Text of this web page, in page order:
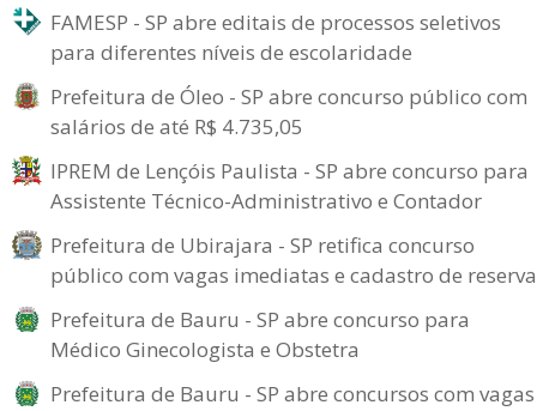
FAMESP - SP abre editais de processos seletivos
para diferentes níveis de escolaridade
Prefeitura de Óleo - SP abre concurso público com
salários de até R$ 4.735,05
IPREM de Lençóis Paulista - SP abre concurso para
Assistente Técnico-Administrativo e Contador
Prefeitura de Ubirajara - SP retifica concurso
público com vagas imediatas e cadastro de reserva
Prefeitura de Bauru - SP abre concurso para
Médico Ginecologista e Obstetra
Prefeitura de Bauru - SP abre concursos com vagas